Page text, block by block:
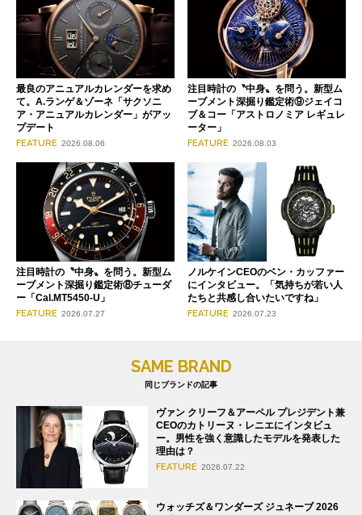
最良のアニュアルカレンダーを求め
て。A.ランゲ＆ゾーネ「サクソニ
ア・アニュアルカレンダー」がアッ
プデート
FEATURE 2026.08.06
注目時計の〝中身〟を問う。新型ム
ーブメント深掘り鑑定術⑨ジェイコ
ブ＆コー「アストロノミア レギュレ
ーター」
FEATURE 2026.08.03
注目時計の〝中身〟を問う。新型ム
ーブメント深掘り鑑定術⑧チューダ
ー「Cal.MT5450-U」
FEATURE 2026.07.27
ノルケインCEOのベン・カッファー
にインタビュー。「気持ちが若い人
たちと共感し合いたいですね」
FEATURE 2026.07.23
SAME BRAND
同じブランドの記事
ヴァン クリーフ＆アーペル プレジデント兼
CEOのカトリーヌ・レニエにインタビュ
ー。男性を強く意識したモデルを発表した
理由は？
FEATURE 2026.07.22
ウォッチズ＆ワンダーズ ジュネーブ 2026